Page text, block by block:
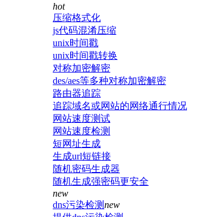
hot
压缩格式化
js代码混淆压缩
unix时间戳
unix时间戳转换
对称加密解密
des/aes等多种对称加密解密
路由器追踪
追踪域名或网站的网络通行情况
网站速度测试
网站速度检测
短网址生成
生成url短链接
随机密码生成器
随机生成强密码更安全
new
dns污染检测new